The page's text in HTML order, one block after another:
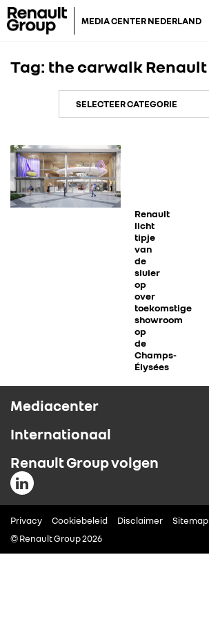
MEDIA CENTER NEDERLAND
RENAULT GROUP
RENAULT
IN DE MEDIA
Tag: the carwalk Renault
Renault
licht
tipje
van
de
sluier
op
over
toekomstige
showroom
op
de
Champs-
Élysées
Mediacenter
Internationaal
Renault Group volgen
Privacy Cookiebeleid Disclaimer
Sitemap
© Renault Group 2026